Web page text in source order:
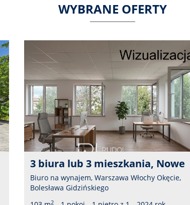
WYBRANE OFERTY
Las za rogiem, miasto w zasięgu
ręki
Mieszkanie na wynajem, Warszawa Wesoła,
Cypriana Godebskiego